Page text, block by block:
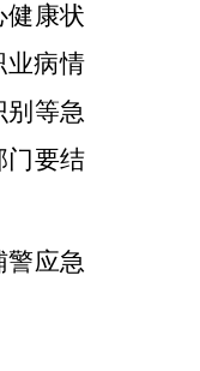
健康状
业病情
别等急
门要结
警应急